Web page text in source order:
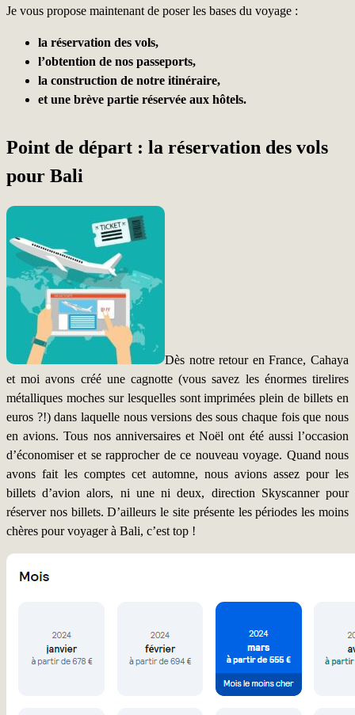
Je vous propose maintenant de poser les bases du voyage :
la réservation des vols,
l’obtention de nos passeports,
la construction de notre itinéraire,
et une brève partie réservée aux hôtels.
Point de départ : la réservation des vols
pour Bali
Dès notre retour en France, Cahaya
et moi avons créé une cagnotte (vous savez les énormes tirelires
métalliques moches sur lesquelles sont imprimées plein de billets en
euros ?!) dans laquelle nous versions des sous chaque fois que nous
en avions. Tous nos anniversaires et Noël ont été aussi l’occasion
d’économiser et se rapprocher de ce nouveau voyage. Quand nous
avons fait les comptes cet automne, nous avions assez pour les
billets d’avion alors, ni une ni deux, direction Skyscanner pour
réserver nos billets. D’ailleurs le site présente les périodes les moins
chères pour voyager à Bali, c’est top !